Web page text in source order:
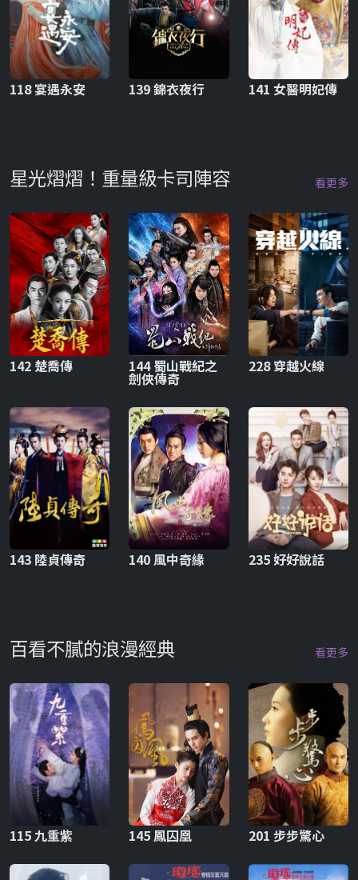
118 宴遇永安 139 錦衣夜行 141 女醫明妃傳
星光熠熠！重量級卡司陣容 看更多
142 楚喬傳 144 蜀山戰紀之
劍俠傳奇
228 穿越火線
143 陸貞傳奇 140 風中奇緣 235 好好說話
百看不膩的浪漫經典 看更多
115 九重紫 145 鳳囚凰 201 步步驚心